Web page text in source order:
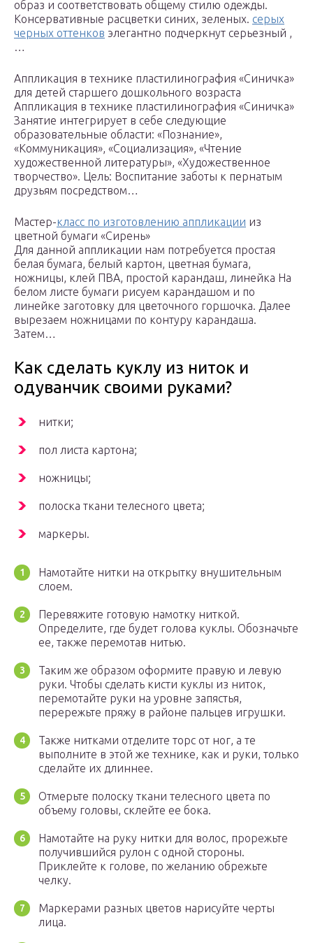
образ и соответствовать общему стилю одежды.
Консервативные расцветки синих, зеленых. серых
черных оттенков элегантно подчеркнут серьезный ,
…
Аппликация в технике пластилинография «Синичка»
для детей старшего дошкольного возраста
Аппликация в технике пластилинография «Синичка»
Занятие интегрирует в себе следующие
образовательные области: «Познание»,
«Коммуникация», «Социализация», «Чтение
художественной литературы», «Художественное
творчество». Цель: Воспитание заботы к пернатым
друзьям посредством…
Мастер-класс по изготовлению аппликации из
цветной бумаги «Сирень»
Для данной аппликации нам потребуется простая
белая бумага, белый картон, цветная бумага,
ножницы, клей ПВА, простой карандаш, линейка На
белом листе бумаги рисуем карандашом и по
линейке заготовку для цветочного горшочка. Далее
вырезаем ножницами по контуру карандаша.
Затем…
Как сделать куклу из ниток и
одуванчик своими руками?
нитки;
пол листа картона;
ножницы;
полоска ткани телесного цвета;
маркеры.
Намотайте нитки на открытку внушительным
слоем.
Перевяжите готовую намотку ниткой.
Определите, где будет голова куклы. Обозначьте
ее, также перемотав нитью.
Таким же образом оформите правую и левую
руки. Чтобы сделать кисти куклы из ниток,
перемотайте руки на уровне запястья,
перережьте пряжу в районе пальцев игрушки.
Также нитками отделите торс от ног, а те
выполните в этой же технике, как и руки, только
сделайте их длиннее.
Отмерьте полоску ткани телесного цвета по
объему головы, склейте ее бока.
Намотайте на руку нитки для волос, прорежьте
получившийся рулон с одной стороны.
Приклейте к голове, по желанию обрежьте
челку.
Маркерами разных цветов нарисуйте черты
лица.